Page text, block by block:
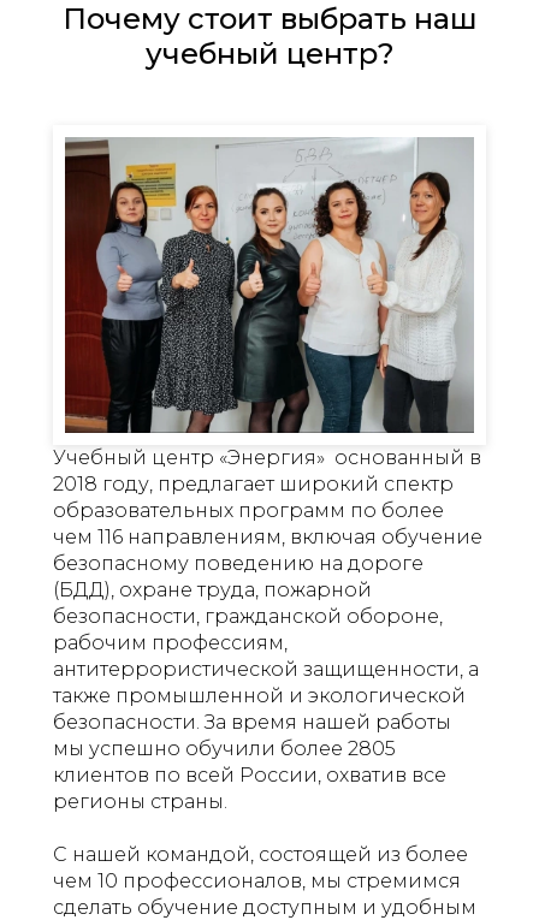
Почему стоит выбрать наш
учебный центр?
Учебный центр «Энергия» основанный в
2018 году, предлагает широкий спектр
образовательных программ по более
чем 116 направлениям, включая обучение
безопасному поведению на дороге
(БДД), охране труда, пожарной
безопасности, гражданской обороне,
рабочим профессиям,
антитеррористической защищенности, а
также промышленной и экологической
безопасности. За время нашей работы
мы успешно обучили более 2805
клиентов по всей России, охватив все
регионы страны.
С нашей командой, состоящей из более
чем 10 профессионалов, мы стремимся
сделать обучение доступным и удобным